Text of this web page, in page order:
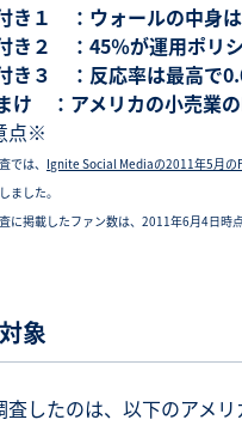
き１ ：ウォールの中身
き２ ：45％が運用ポリ
き３ ：反応率は最高で
け ：アメリカの小売業
点※
は、 Ignite Social Mediaの2011年5月の
ました。
掲載したファン数は、2011年6月4日時点
象
査したのは、以下のアメ